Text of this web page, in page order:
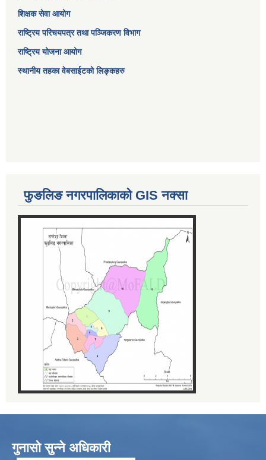
शिक्षक सेवा आयोग
राष्ट्रिय परिचयपत्र तथा पञ्जिकरण विभाग
राष्ट्रिय योजना आयोग
स्थानीय तहका वेबसाईटको लिङ्कहरु
फुङलिङ नगरपालिकाको GIS नक्सा
गुनासो सुन्ने अधिकारी